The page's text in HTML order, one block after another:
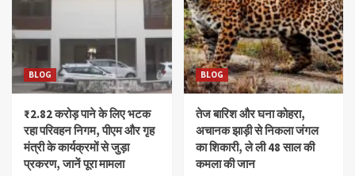
BLOG
₹2.82 करोड़ पाने के लिए भटक
रहा परिवहन निगम, पीएम और गृह
मंत्री के कार्यक्रमों से जुड़ा
प्रकरण, जानें पूरा मामला
BLOG
तेज बारिश और घना कोहरा,
अचानक झाड़ी से निकला जंगल
का शिकारी, ले ली 48 साल की
कमला की जान